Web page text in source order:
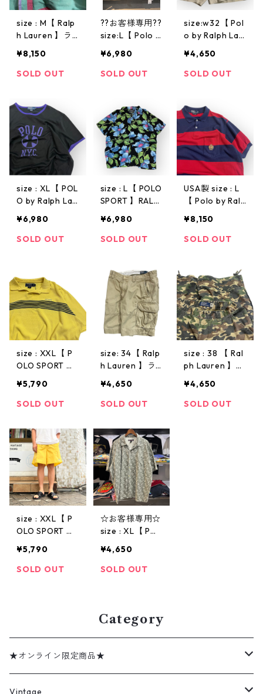
ジ
ンテージ
size : M【 Ralp
h Lauren 】ラ
長袖シャツ ス
トライプシャツ
ラー 古着 古着
屋 高円寺 ビン
テージ
¥8,150
SOLD OUT
??お客様専用??
size:L【 Polo b
】ラルフローレ
ン コットンニ
古着 古着屋 高
円寺 ビンテー
ジ
¥6,980
SOLD OUT
size:w32【 Pol
o by Ralph Lau
ラルフローレン
カーゴショーツ
ハーフパンツ
短パン ラルフ
ベージュ 古着
古着屋 高円寺
ビンテージ
¥4,650
SOLD OUT
size : XL【 POL
O by Ralph Lau
ラルフローレン
プリントTシャ
ロゴ 紫 黒 古着
古着屋 高円寺
ビンテージ
¥6,980
SOLD OUT
size : L【 POLO
SPORT 】RALP
スポーツ ラル
フローレン 半
ンシャツ オー
ルオーバー 黒
水色 緑 古着 古
着屋 高円寺 ビ
ンテージ
¥6,980
SOLD OUT
USA製 size : L
【 Polo by Ralp
e Big Shirt ラル
フローレン 半
ッグシャツ エ
ンブレムロゴ
ボーダー 赤 紺
古着 古着屋 高
円寺 ビンテー
ジ
¥8,150
SOLD OUT
size : XXL【 P
OLO SPORT 】
半袖ポロシャツ
ポロシャツ ボ
古着屋 高円寺
ビンテージ
¥5,790
SOLD OUT
size: 34【 Ralp
h Lauren 】ラ
ショーツ ショ
ートパンツ 短
チノショーツ
ベージュ 古着
古着屋 高円寺
ビンテージ
¥4,650
SOLD OUT
size : 38 【 Ral
ph Lauren 】ラ
ショーツ ショ
ートパンツ 短
¥4,650
SOLD OUT
size : XXL【 P
OLO SPORT 】
ラルフローレン
ショートパンツ
¥5,790
SOLD OUT
☆お客様専用☆
size : XL【 POL
ロジーンズ 半
袖シャツ 総柄
¥4,650
SOLD OUT
Category
★オンライン限定商品★
ミリタリーデッドストック
Vintage